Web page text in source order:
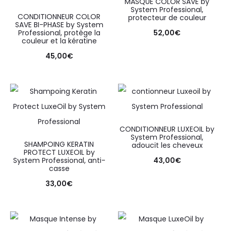
CONDITIONNEUR COLOR
SAVE BI-PHASE by System
Professional, protège la
couleur et la kératine
45,00€
System Professional,
protecteur de couleur
52,00€
SHAMPOING KERATIN
PROTECT LUXEOIL by
System Professional, anti-
casse
33,00€
CONDITIONNEUR LUXEOIL by
System Professional,
adoucit les cheveux
43,00€